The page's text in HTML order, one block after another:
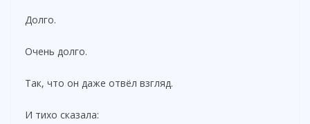
Долго.
Очень долго.
Так, что он даже отвёл взгляд.
И тихо сказала: